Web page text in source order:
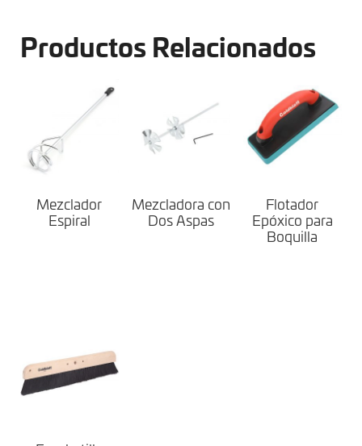
Productos Relacionados
Mezclador
Espiral
Mezcladora con
Dos Aspas
Flotador
Epóxico para
Boquilla